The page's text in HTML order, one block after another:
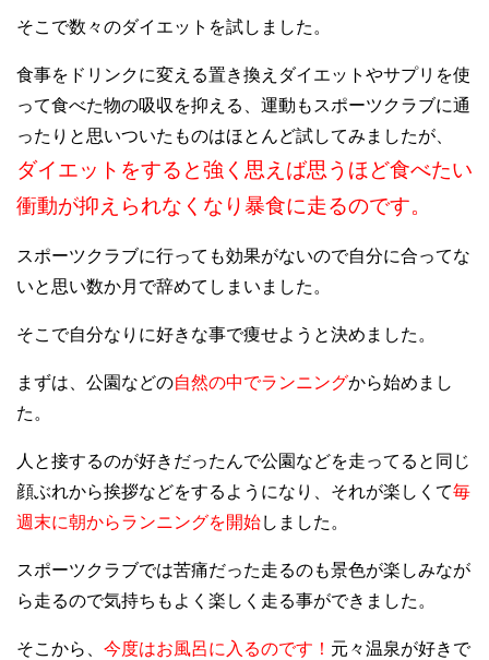
そこで数々のダイエットを試しました。
食事をドリンクに変える置き換えダイエットやサプリを使
って食べた物の吸収を抑える、運動もスポーツクラブに通
ったりと思いついたものはほとんど試してみましたが、
ダイエットをすると強く思えば思うほど食べたい
衝動が抑えられなくなり暴食に走るのです。
スポーツクラブに行っても効果がないので自分に合ってな
いと思い数か月で辞めてしまいました。
そこで自分なりに好きな事で痩せようと決めました。
まずは、公園などの自然の中でランニングから始めまし
た。
人と接するのが好きだったんで公園などを走ってると同じ
顔ぶれから挨拶などをするようになり、それが楽しくて毎
週末に朝からランニングを開始しました。
スポーツクラブでは苦痛だった走るのも景色が楽しみなが
ら走るので気持ちもよく楽しく走る事ができました。
そこから、 今度はお風呂に入るのです！ 元々温泉が好きで